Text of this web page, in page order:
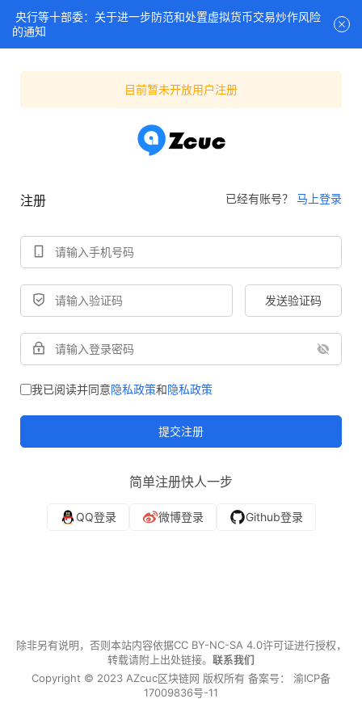
目前暂未开放用户注册
注册 已经有账号？ 马上登录
发送验证码
我已阅读并同意隐私政策和隐私政策
提交注册
简单注册快人一步
除非另有说明，否则本站内容依据CC BY-NC-SA 4.0许可证进行授权，
转载请附上出处链接。 联系我们
Copyright © 2023 AZcuc区块链网 版权所有 备案号： 渝ICP备
17009836号-11
央行等十部委：关于进一步防范和处置虚拟货币交易炒作风险
的通知